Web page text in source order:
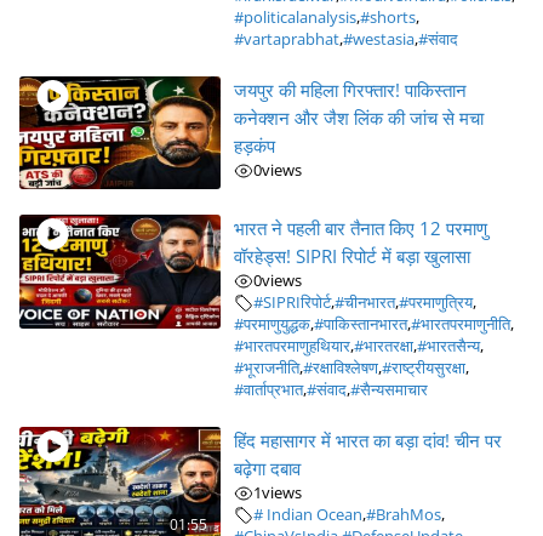
#politicalanalysis,#shorts,
#vartaprabhat,#westasia,#संवाद
जयपुर की महिला गिरफ्तार! पाकिस्तान
कनेक्शन और जैश लिंक की जांच से मचा
हड़कंप
0views
भारत ने पहली बार तैनात किए 12 परमाणु
वॉरहेड्स! SIPRI रिपोर्ट में बड़ा खुलासा
0views
#SIPRIरिपोर्ट,#चीनभारत,#परमाणुत्रिय,
#परमाणुयुद्धक,#पाकिस्तानभारत,#भारतपरमाणुनीति,
#भारतपरमाणुहथियार,#भारतरक्षा,#भारतसैन्य,
#भूराजनीति,#रक्षाविश्लेषण,#राष्ट्रीयसुरक्षा,
#वार्ताप्रभात,#संवाद,#सैन्यसमाचार
01:55
हिंद महासागर में भारत का बड़ा दांव! चीन पर
बढ़ेगा दबाव
1views
# Indian Ocean,#BrahMos,